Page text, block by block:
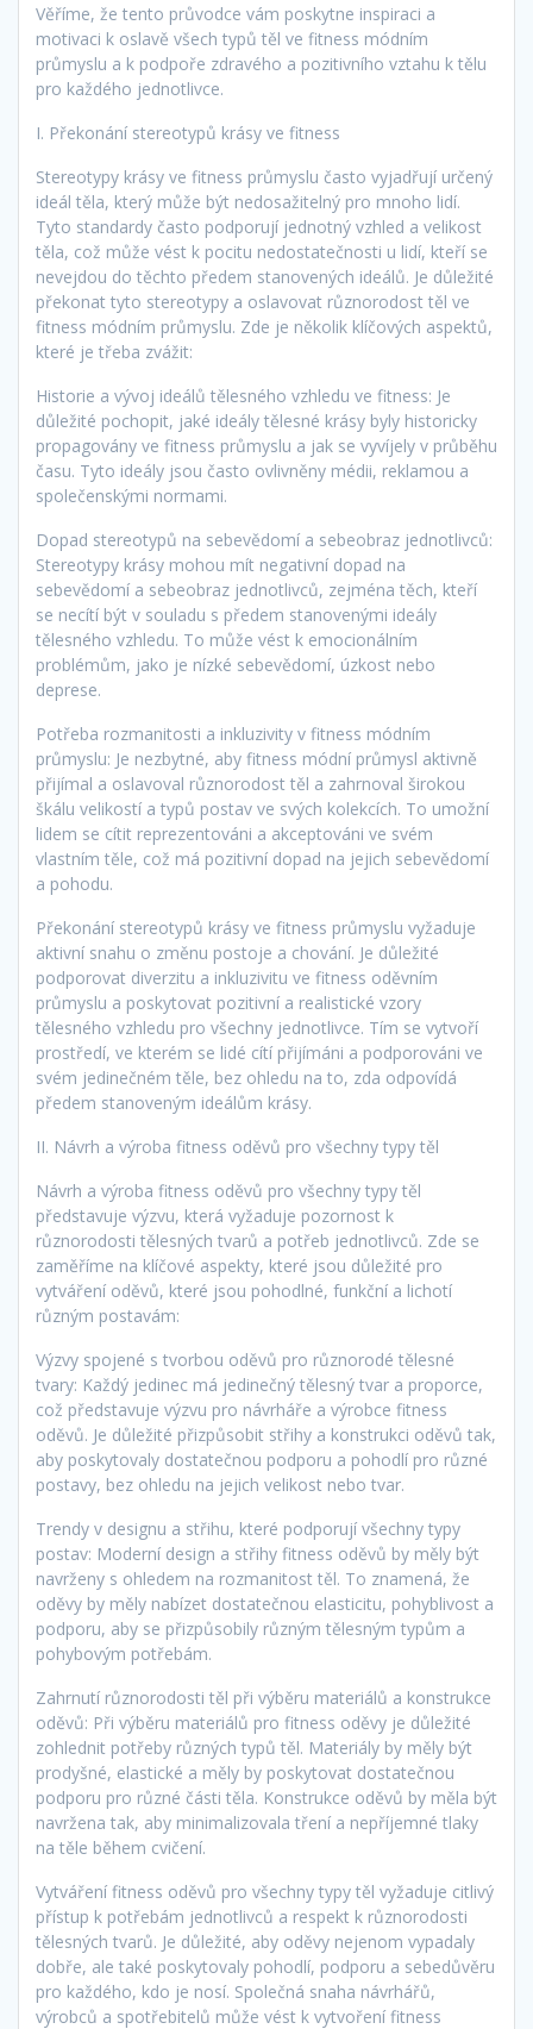
Věříme, že tento průvodce vám poskytne inspiraci a
motivaci k oslavě všech typů těl ve fitness módním
průmyslu a k podpoře zdravého a pozitivního vztahu k tělu
pro každého jednotlivce.
I. Překonání stereotypů krásy ve fitness
Stereotypy krásy ve fitness průmyslu často vyjadřují určený
ideál těla, který může být nedosažitelný pro mnoho lidí.
Tyto standardy často podporují jednotný vzhled a velikost
těla, což může vést k pocitu nedostatečnosti u lidí, kteří se
nevejdou do těchto předem stanovených ideálů. Je důležité
překonat tyto stereotypy a oslavovat různorodost těl ve
fitness módním průmyslu. Zde je několik klíčových aspektů,
které je třeba zvážit:
Historie a vývoj ideálů tělesného vzhledu ve fitness: Je
důležité pochopit, jaké ideály tělesné krásy byly historicky
propagovány ve fitness průmyslu a jak se vyvíjely v průběhu
času. Tyto ideály jsou často ovlivněny médii, reklamou a
společenskými normami.
Dopad stereotypů na sebevědomí a sebeobraz jednotlivců:
Stereotypy krásy mohou mít negativní dopad na
sebevědomí a sebeobraz jednotlivců, zejména těch, kteří
se necítí být v souladu s předem stanovenými ideály
tělesného vzhledu. To může vést k emocionálním
problémům, jako je nízké sebevědomí, úzkost nebo
deprese.
Potřeba rozmanitosti a inkluzivity v fitness módním
průmyslu: Je nezbytné, aby fitness módní průmysl aktivně
přijímal a oslavoval různorodost těl a zahrnoval širokou
škálu velikostí a typů postav ve svých kolekcích. To umožní
lidem se cítit reprezentováni a akceptováni ve svém
vlastním těle, což má pozitivní dopad na jejich sebevědomí
a pohodu.
Překonání stereotypů krásy ve fitness průmyslu vyžaduje
aktivní snahu o změnu postoje a chování. Je důležité
podporovat diverzitu a inkluzivitu ve fitness oděvním
průmyslu a poskytovat pozitivní a realistické vzory
tělesného vzhledu pro všechny jednotlivce. Tím se vytvoří
prostředí, ve kterém se lidé cítí přijímáni a podporováni ve
svém jedinečném těle, bez ohledu na to, zda odpovídá
předem stanoveným ideálům krásy.
II. Návrh a výroba fitness oděvů pro všechny typy těl
Návrh a výroba fitness oděvů pro všechny typy těl
představuje výzvu, která vyžaduje pozornost k
různorodosti tělesných tvarů a potřeb jednotlivců. Zde se
zaměříme na klíčové aspekty, které jsou důležité pro
vytváření oděvů, které jsou pohodlné, funkční a lichotí
různým postavám:
Výzvy spojené s tvorbou oděvů pro různorodé tělesné
tvary: Každý jedinec má jedinečný tělesný tvar a proporce,
což představuje výzvu pro návrháře a výrobce fitness
oděvů. Je důležité přizpůsobit střihy a konstrukci oděvů tak,
aby poskytovaly dostatečnou podporu a pohodlí pro různé
postavy, bez ohledu na jejich velikost nebo tvar.
Trendy v designu a střihu, které podporují všechny typy
postav: Moderní design a střihy fitness oděvů by měly být
navrženy s ohledem na rozmanitost těl. To znamená, že
oděvy by měly nabízet dostatečnou elasticitu, pohyblivost a
podporu, aby se přizpůsobily různým tělesným typům a
pohybovým potřebám.
Zahrnutí různorodosti těl při výběru materiálů a konstrukce
oděvů: Při výběru materiálů pro fitness oděvy je důležité
zohlednit potřeby různých typů těl. Materiály by měly být
prodyšné, elastické a měly by poskytovat dostatečnou
podporu pro různé části těla. Konstrukce oděvů by měla být
navržena tak, aby minimalizovala tření a nepříjemné tlaky
na těle během cvičení.
Vytváření fitness oděvů pro všechny typy těl vyžaduje citlivý
přístup k potřebám jednotlivců a respekt k různorodosti
tělesných tvarů. Je důležité, aby oděvy nejenom vypadaly
dobře, ale také poskytovaly pohodlí, podporu a sebedůvěru
pro každého, kdo je nosí. Společná snaha návrhářů,
výrobců a spotřebitelů může vést k vytvoření fitness